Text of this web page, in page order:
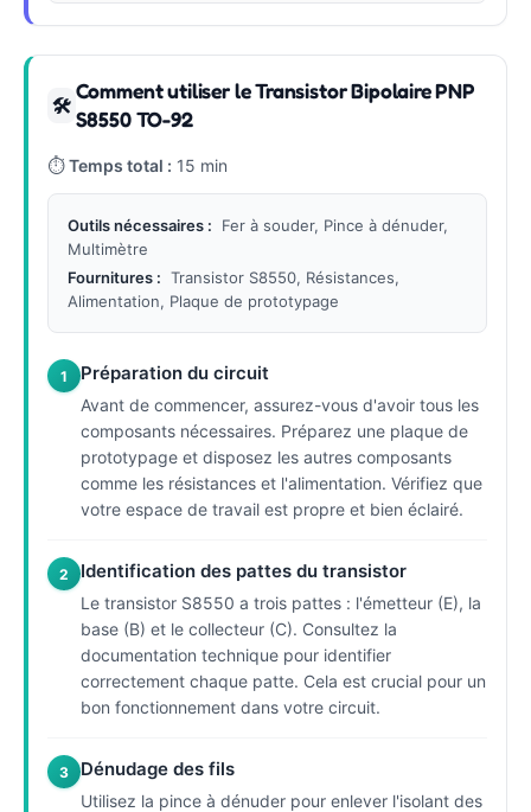
🛠
Comment utiliser le Transistor Bipolaire PNP
S8550 TO-92
⏱Temps total : 15 min
Outils nécessaires :
Fer à souder, Pince à dénuder,
Multimètre
Fournitures : Transistor S8550, Résistances,
Alimentation, Plaque de prototypage
1 Préparation du circuit
Avant de commencer, assurez-vous d'avoir tous les
composants nécessaires. Préparez une plaque de
prototypage et disposez les autres composants
comme les résistances et l'alimentation. Vérifiez que
votre espace de travail est propre et bien éclairé.
2 Identification des pattes du transistor
Le transistor S8550 a trois pattes : l'émetteur (E), la
base (B) et le collecteur (C). Consultez la
documentation technique pour identifier
correctement chaque patte. Cela est crucial pour un
bon fonctionnement dans votre circuit.
3 Dénudage des fils
Utilisez la pince à dénuder pour enlever l'isolant des